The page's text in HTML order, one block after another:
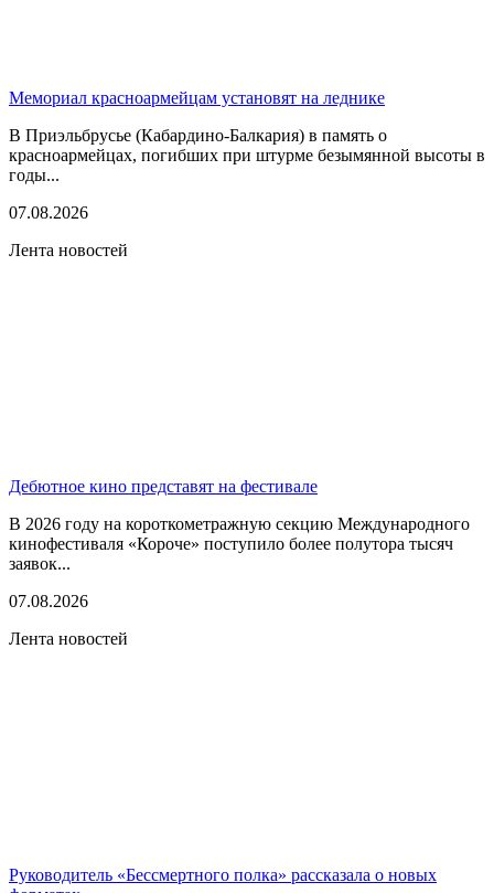
Мемориал красноармейцам установят на леднике
В Приэльбрусье (Кабардино-Балкария) в память о
красноармейцах, погибших при штурме безымянной высоты в
годы...
07.08.2026
Лента новостей
Дебютное кино представят на фестивале
В 2026 году на короткометражную секцию Международного
кинофестиваля «Короче» поступило более полутора тысяч
заявок...
07.08.2026
Лента новостей
Руководитель «Бессмертного полка» рассказала о новых